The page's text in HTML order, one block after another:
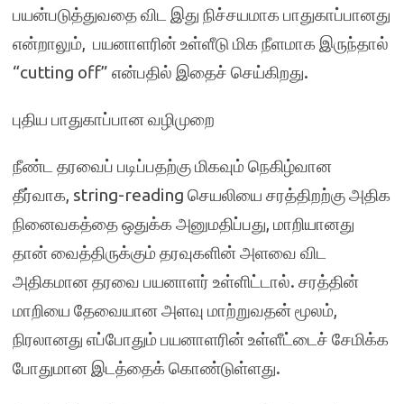
பயன்படுத்துவதை விட இது நிச்சயமாக பாதுகாப்பானது
என்றாலும், பயனாளரின் உள்ளீடு மிக நீளமாக இருந்தால்
“cutting off” என்பதில் இதைச் செய்கிறது.
புதிய பாதுகாப்பான வழிமுறை
நீண்ட தரவைப் படிப்பதற்கு மிகவும் நெகிழ்வான
தீர்வாக, string-reading செயலியை சரத்திறற்கு அதிக
நினைவகத்தை ஒதுக்க அனுமதிப்பது, மாறியானது
தான் வைத்திருக்கும் தரவுகளின் அளவை விட
அதிகமான தரவை பயனாளர் உள்ளிட்டால். சரத்தின்
மாறியை தேவையான அளவு மாற்றுவதன் மூலம்,
நிரலானது எப்போதும் பயனாளரின் உள்ளீட்டைச் சேமிக்க
போதுமான இடத்தைக் கொண்டுள்ளது.